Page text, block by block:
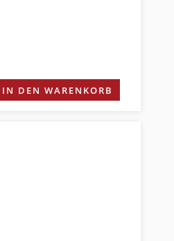
IN DEN WARENKORB